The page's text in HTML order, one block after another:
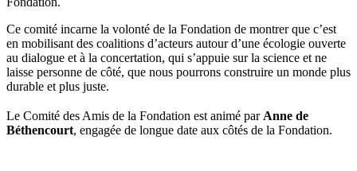
Ce comité incarne la volonté de la Fondation de montrer que c’est
en mobilisant des coalitions d’acteurs autour d’une écologie ouverte
au dialogue et à la concertation, qui s’appuie sur la science et ne
laisse personne de côté, que nous pourrons construire un monde plus
durable et plus juste.
Le Comité des Amis de la Fondation est animé par Anne de
Béthencourt, engagée de longue date aux côtés de la Fondation.